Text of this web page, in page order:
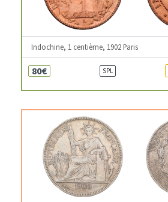
Indochine, 1 centième, 1902 Paris
80€ SPL